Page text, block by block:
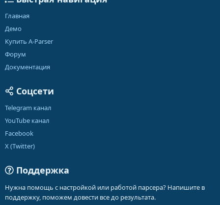
Главная
Демо
Купить A-Parser
Форум
Документация
Соцсети
Telegram канал
YouTube канал
Facebook
X (Twitter)
Поддержка
Нужна помощь с настройкой или работой парсера? Напишите в
поддержку, поможем довести все до результата.